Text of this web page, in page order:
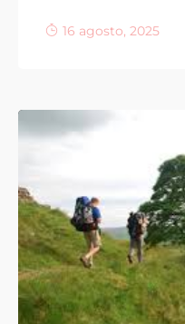
16 agosto, 2025